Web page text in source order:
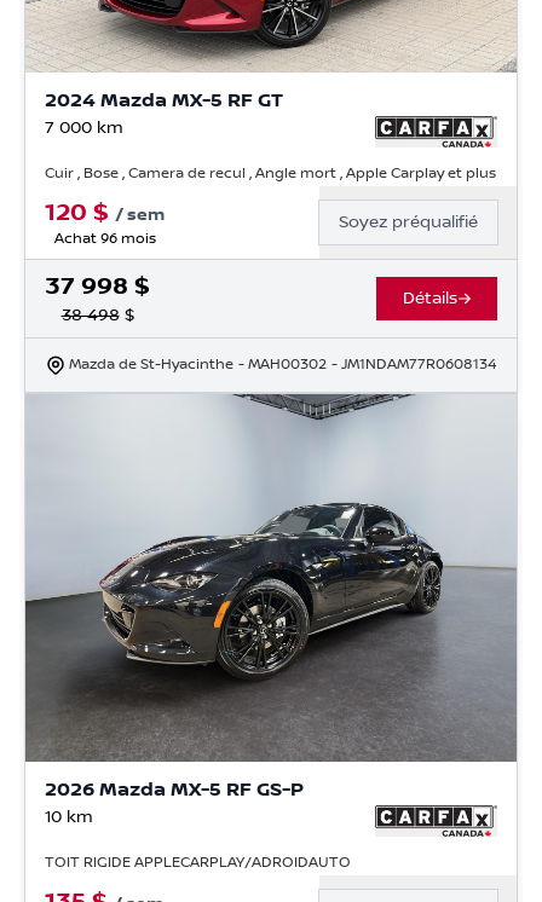
2024 Mazda MX-5 RF GT
7 000 km
Cuir , Bose , Camera de recul , Angle mort , Apple Carplay et plus
120 $ /sem
Achat 96 mois
Soyez préqualifié
37 998 $
38 498$
Détails
Mazda de St-Hyacinthe - MAH00302 - JM1NDAM77R0608134
2026 Mazda MX-5 RF GS-P
10 km
TOIT RIGIDE APPLECARPLAY/ADROIDAUTO